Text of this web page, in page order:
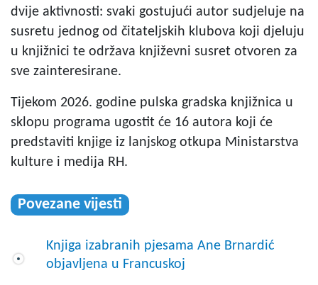
dvije aktivnosti: svaki gostujući autor sudjeluje na
susretu jednog od čitateljskih klubova koji djeluju
u knjižnici te održava književni susret otvoren za
sve zainteresirane.
Tijekom 2026. godine pulska gradska knjižnica u
sklopu programa ugostit će 16 autora koji će
predstaviti knjige iz lanjskog otkupa Ministarstva
kulture i medija RH.
Povezane vijesti
Knjiga izabranih pjesama Ane Brnardić
objavljena u Francuskoj